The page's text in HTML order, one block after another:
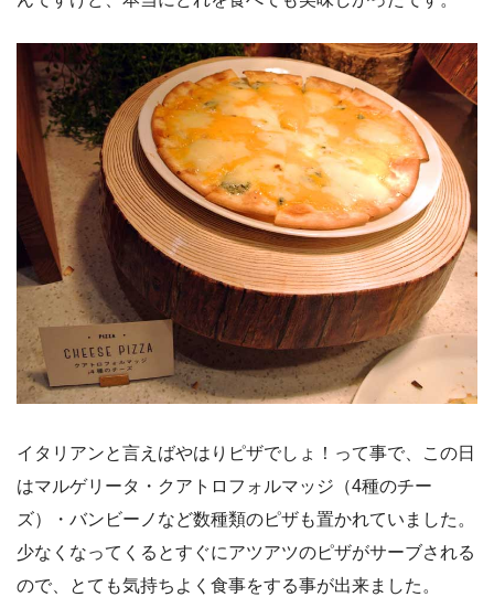
イタリアンと言えばやはりピザでしょ！って事で、この日
はマルゲリータ・クアトロフォルマッジ（4種のチー
ズ）・バンビーノなど数種類のピザも置かれていました。
少なくなってくるとすぐにアツアツのピザがサーブされる
ので、とても気持ちよく食事をする事が出来ました。